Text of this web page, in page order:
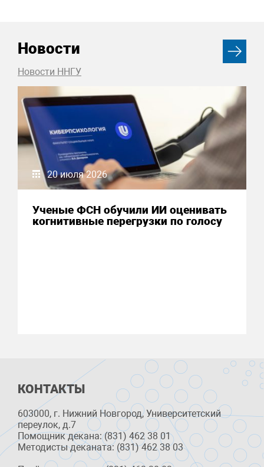
Новости
Новости ННГУ
20 июля 2026
Ученые ФСН обучили ИИ оценивать
когнитивные перегрузки по голосу
КОНТАКТЫ
603000, г. Нижний Новгород, Университетский
переулок, д.7
Помощник декана: (831) 462 38 01
Методисты деканата: (831) 462 38 03